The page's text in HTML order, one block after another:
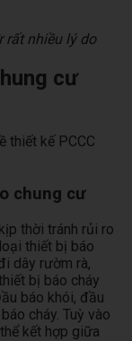
rất nhiều lý do
cư
thiết kế PCCC
chung cư
thời tránh rủi ro
thiết bị báo
dây rườm rà,
bị báo cháy
báo khói, đầu
cháy. Tuỳ vào
kết hợp giữa